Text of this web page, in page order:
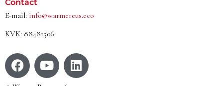
Contact
E-mail: info@warmereus.eco
KVK: 88481506